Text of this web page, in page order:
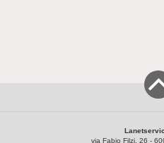
via Fabio Filzi, 26 -